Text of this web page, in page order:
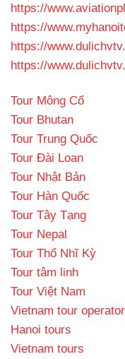
https://
https://
https://
https://
Tour Mông Cổ
Tour Bhutan
Tour Trung Quốc
Tour Đài Loan
Tour Nhật Bản
Tour Hàn Quốc
Tour Tây Tạng
Tour Nepal
Tour Thổ Nhĩ Kỳ
Tour tâm linh
Tour Việt Nam
Vietnam tour
Hanoi tours
Vietnam tours